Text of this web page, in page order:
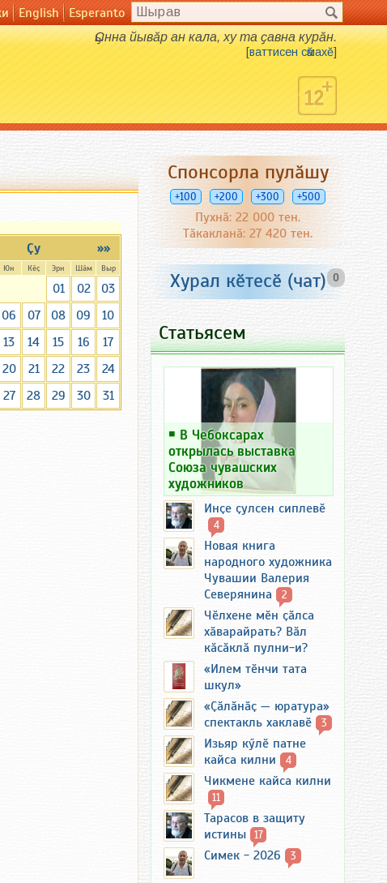
English Esperanto
Ҫынна йывӑр ан кала, ху та ҫавна курӑн.
[ваттисен сӑмахӗ]
»»
Ҫу
Юн Кӗҫ Эрн Шӑм Выр
01 02
03
06 07 08 09
10
13 14 15 16
17
20 21 22 23
24
27 28 29 30 31
Спонсорла пулӑшу
+100 +200 +300 +500
Пухнӑ: 22 000 тен.
Тӑкакланӑ: 27 420 тен.
0
Хурал кӗтесӗ (чат)
Статьясем
￭ В Чебоксарах
открылась выставка
Союза чувашских
художников
Инҫе ҫулсен сиплевӗ
4
Новая книга
народного художника
Чувашии Валерия
Северянина
2
Чӗлхене мӗн ҫӑлса
хӑварайрать? Вӑл
кӑсӑклӑ пулни-и?
«Илем тӗнчи тата
шкул»
«Ҫӑлӑнӑҫ — юратура»
спектакль хаклавӗ
3
Изьяр кӳлӗ патне
кайса килни
4
Чикмене кайса килни
11
Тарасов в защиту
истины 17
Симек - 2026 3